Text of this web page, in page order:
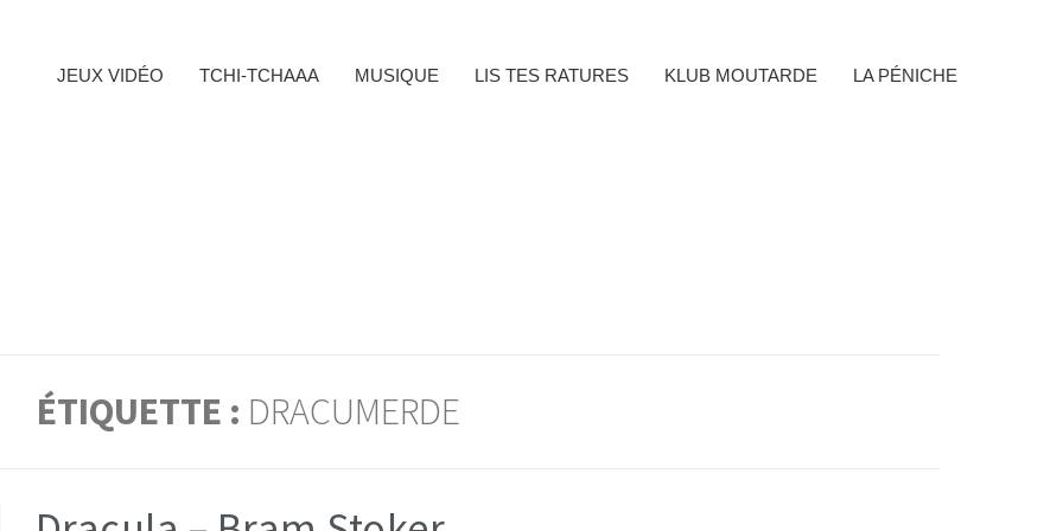
LA PÉNICHE
KLUB MOUTARDE
LIS TES RATURES
MUSIQUE
TCHI-TCHAAA
JEUX VIDÉO
ÉTIQUETTE : DRACUMERDE